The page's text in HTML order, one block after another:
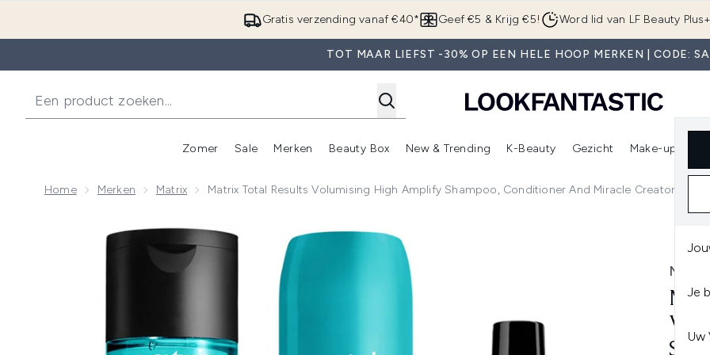
Overslaan naar de hoofdinhoud
Gratis verzending vanaf €40* Geef €5 & Krijg €5! Word lid van LF Beauty Plus+
TOT MAAR LIEFST -30% OP EEN HELE HOOP MERKEN | CODE:
Je
Uw
Zomer
Enter submenu (Zomer)
Sale
Enter submenu (Sale)
Merken
Enter submenu (Merken)
Beauty Box
Enter submenu (Beauty Box)
New & Trending
Enter submenu (New & Trending)
K-Beauty
Enter submenu (K-Beauty)
Gezicht Make-up
Home Merken Matrix Matrix Total Results Volumising High Amplify Shampoo, Conditioner And Miracle Creator Spray
Now showing image 1 Matrix Total Results Volumising High Amplify Shampoo, Conditioner and Miracle Creator